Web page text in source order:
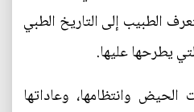
الطبيب إلى التاريخ الطبي
يطرحها عليها.
وانتظامها، وعاداتها